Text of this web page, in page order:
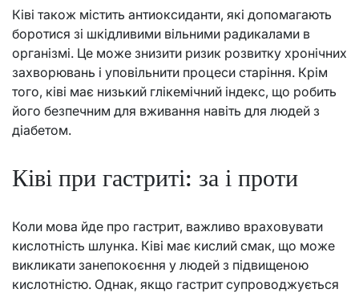
Ківі також містить антиоксиданти, які допомагають
боротися зі шкідливими вільними радикалами в
організмі. Це може знизити ризик розвитку хронічних
захворювань і уповільнити процеси старіння. Крім
того, ківі має низький глікемічний індекс, що робить
його безпечним для вживання навіть для людей з
діабетом.
Ківі при гастриті: за і проти
Коли мова йде про гастрит, важливо враховувати
кислотність шлунка. Ківі має кислий смак, що може
викликати занепокоєння у людей з підвищеною
кислотністю. Однак, якщо гастрит супроводжується